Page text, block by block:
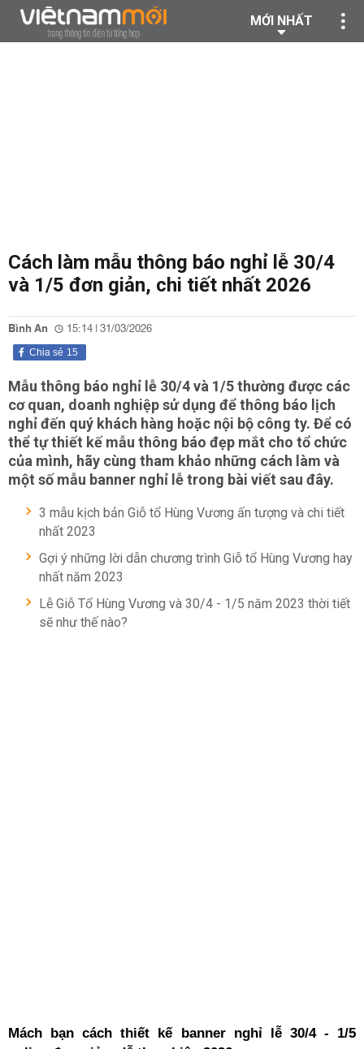
MỚI NHẤT
Cách làm mẫu thông báo nghỉ lễ 30/4
và 1/5 đơn giản, chi tiết nhất 2026
Bình An 15:14 | 31/03/2026
15
Chia sẻ
Mẫu thông báo nghỉ lễ 30/4 và 1/5 thường được các
cơ quan, doanh nghiệp sử dụng để thông báo lịch
nghỉ đến quý khách hàng hoặc nội bộ công ty. Để có
thể tự thiết kế mẫu thông báo đẹp mắt cho tổ chức
của mình, hãy cùng tham khảo những cách làm và
một số mẫu banner nghỉ lễ trong bài viết sau đây.
3 mẫu kịch bản Giỗ tổ Hùng Vương ấn tượng và chi tiết
nhất 2023
Gợi ý những lời dẫn chương trình Giỗ tổ Hùng Vương hay
nhất năm 2023
Lễ Giỗ Tổ Hùng Vương và 30/4 - 1/5 năm 2023 thời tiết
sẽ như thế nào?
Mách bạn cách thiết kế banner nghỉ lễ 30/4 - 1/5